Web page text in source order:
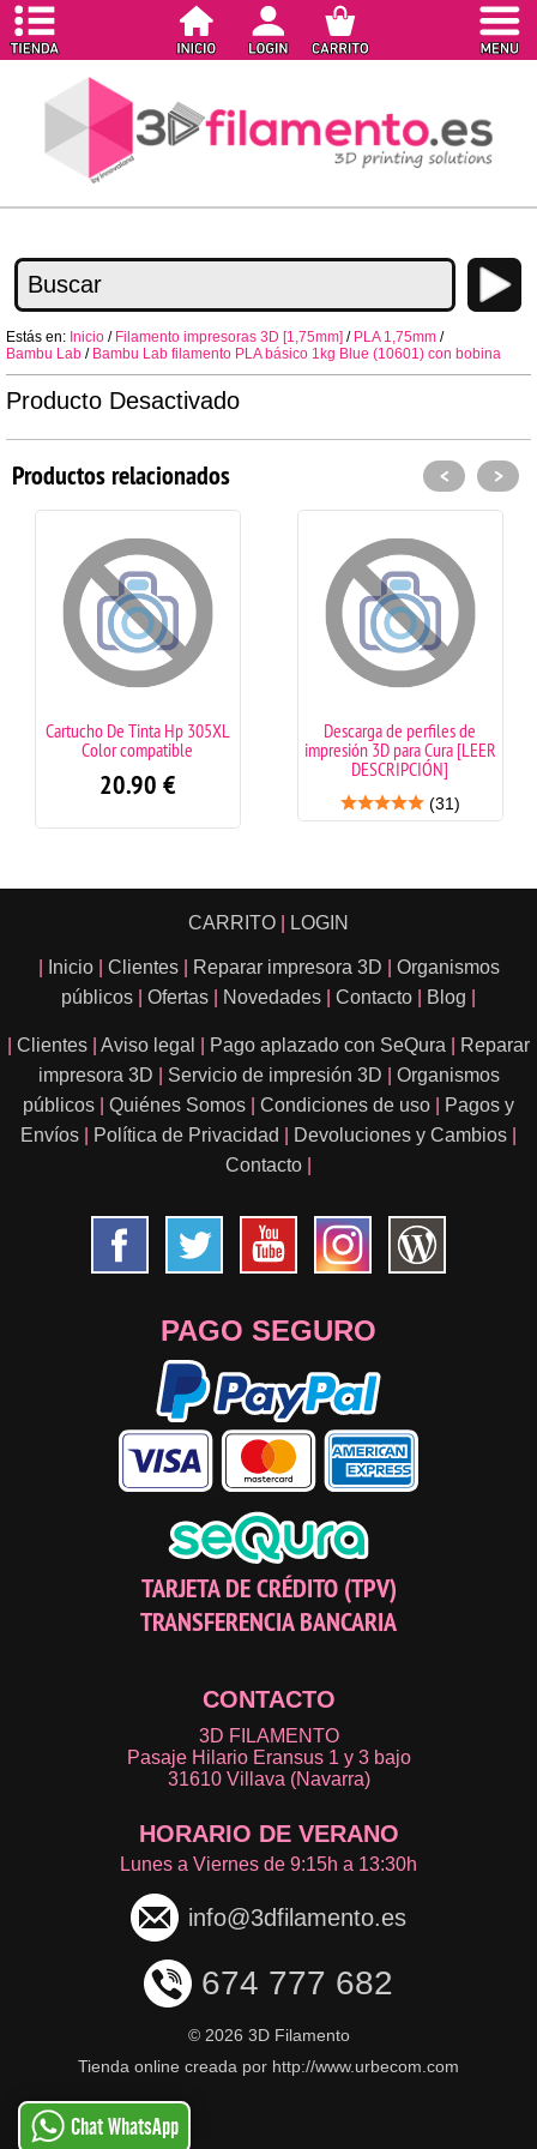
Estás en: Inicio / Filamento impresoras 3D [1,75mm] / PLA 1,75mm /
Bambu Lab / Bambu Lab filamento PLA básico 1kg Blue (10601) con bobina
Producto Desactivado
Productos relacionados
Cartucho De Tinta Hp 305XL
Color compatible
20.90€
Descarga de perfiles de
impresión 3D para Cura [LEER
DESCRIPCIÓN]
(31)
< >
CARRITO LOGIN
Inicio Clientes Reparar impresora 3D
Organismos
públicos
Ofertas Novedades Contacto Blog
Clientes Aviso legal Pago aplazado con SeQura
Reparar
impresora 3D
Servicio de impresión 3D
Organismos
públicos
Quiénes Somos Condiciones de uso
Pagos y
Envíos
Política de Privacidad Devoluciones y Cambios
Contacto
PAGO SEGURO
TARJETA DE CRÉDITO (TPV)
TRANSFERENCIA BANCARIA
CONTACTO
3D FILAMENTO
Pasaje Hilario Eransus 1 y 3 bajo
31610 Villava (Navarra)
HORARIO DE VERANO
Lunes a Viernes de 9:15h a 13:30h
info@3dfilamento.es
674 777 682
©2026 3D Filamento
Tienda online creada por http://www.urbecom.com
Chat WhatsApp